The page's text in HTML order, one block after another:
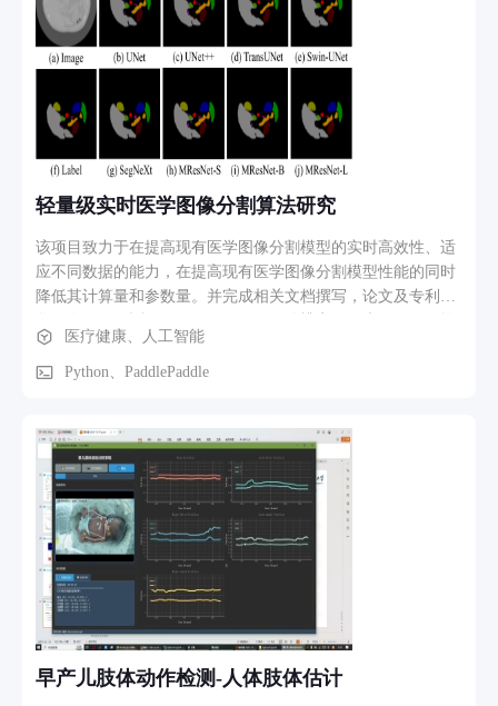
轻量级实时医学图像分割算法研究
该项目致力于在提高现有医学图像分割模型的实时高效性、适
应不同数据的能力，在提高现有医学图像分割模型性能的同时
降低其计算量和参数量。并完成相关文档撰写，论文及专利转
理加速处理的模型推理时间为168ms左右，分割准确性相对于
现有模型进一步提高。自研的上采样与下采样策略在其它模型
医疗健康、人工智能
Python、PaddlePaddle
早产儿肢体动作检测-人体肢体估计